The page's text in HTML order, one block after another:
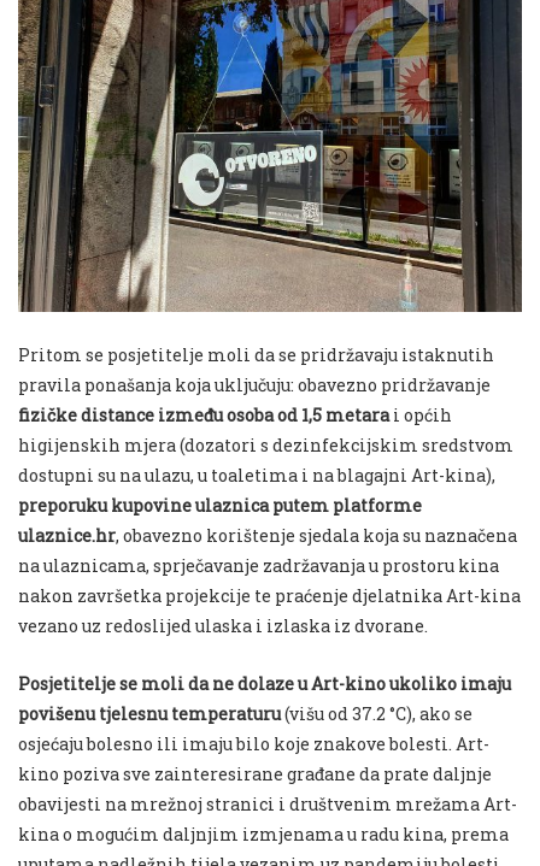
Pritom se posjetitelje moli da se pridržavaju istaknutih
pravila ponašanja koja uključuju: obavezno pridržavanje
fizičke distance između osoba od 1,5 metarai općih
higijenskih mjera (dozatori s dezinfekcijskim sredstvom
dostupni su na ulazu, u toaletima i na blagajni Art-kina),
preporuku kupovine ulaznica putem platforme
ulaznice.hr, obavezno korištenje sjedala koja su naznačena
na ulaznicama, sprječavanje zadržavanja u prostoru kina
nakon završetka projekcije te praćenje djelatnika Art-kina
vezano uz redoslijed ulaska i izlaska iz dvorane.
Posjetitelje se moli da ne dolaze u Art-kino ukoliko imaju
povišenu tjelesnu temperaturu(višu od 37.2 °C), ako se
osjećaju bolesno ili imaju bilo koje znakove bolesti. Art-
kino poziva sve zainteresirane građane da prate daljnje
obavijesti na mrežnoj stranici i društvenim mrežama Art-
kina o mogućim daljnjim izmjenama u radu kina, prema